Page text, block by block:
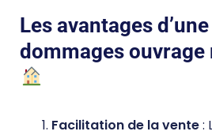
Les avantages
dommages
Facilitation de la vente: